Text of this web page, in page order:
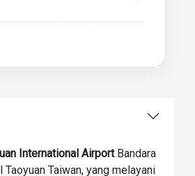
International Airport Bandara
Taoyuan Taiwan, yang melayani